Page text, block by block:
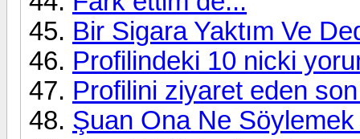
Bir Sigara Yaktım Ve
Profilindeki 10 nicki
Profilini ziyaret eden
Şuan Ona Ne